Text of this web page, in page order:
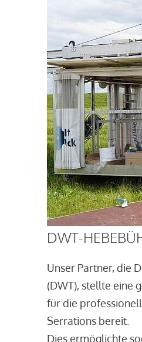
DWT-
Unser Partner, die
(DWT), stellte eine
für die
Serrations bereit.
Dies ermöglichte